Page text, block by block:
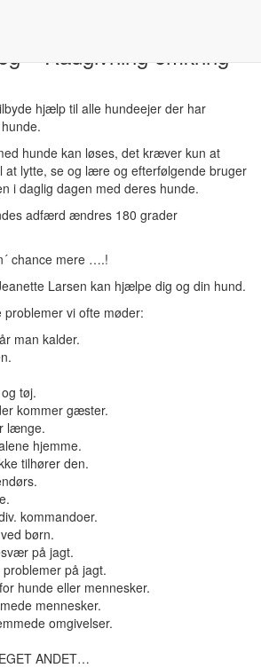
– Rådgivning omkring
hjælp til alle hundeejer der har
hunde kan løses, det kræver kun at
at lytte, se og lære og efterfølgende bruger
i daglig dagen med deres hunde.
adfærd ændres 180 grader
chance mere ….!
Larsen kan hjælpe dig og din hund.
vi ofte møder:
man kalder.
tøj.
kommer gæster.
længe.
hjemme.
tilhører den.
kommandoer.
børn.
på jagt.
på jagt.
hunde eller mennesker.
mennesker.
omgivelser.
ANDET…